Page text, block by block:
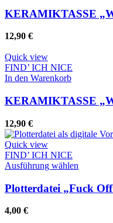
der
KERAMIKTASSE
12,90 €
Quick view
FIND’ ICH NICE
In den Warenkorb
KERAMIKTASSE
12,90 €
Quick view
FIND’ ICH NICE
Ausführung wählen
weist
mehrere
Plotterdatei „Fuck
4,00 €